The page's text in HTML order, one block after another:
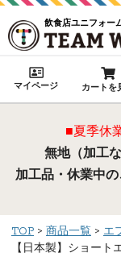
飲食店ユニフォー
マイページ カートを
■夏季休
無地（加工
加工品・休業中
TOP 商品一覧 エ
【日本製】ショート